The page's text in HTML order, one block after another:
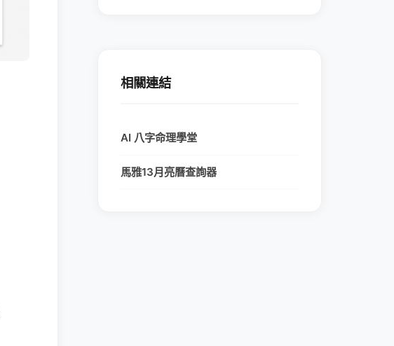
相關連結
AI 八字命理學堂
馬雅13月亮曆查詢器